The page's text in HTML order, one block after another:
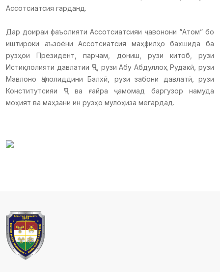
Ассотсиатсия гарданд.
Дар доираи фаъолияти Ассотсиатсияи ҷавонони “Атом” бо
иштироки аъзоёни Ассотсиатсия маҳфилҳо бахшида ба
рузҳои Президент, парчам, дониш, рузи китоб, рузи
Истиқлолияти давлатии ҶТ, рузи Абу Абдуллоҳ Рудакӣ, рузи
Мавлоно Ҷалолиддини Балхӣ, рузи забони давлатӣ, рузи
Конститутсияи ҶТ ва ғайра ҷамомад баргузор намуда
моҳият ва маҳзани ин рузҳо мулоҳиза мегардад.